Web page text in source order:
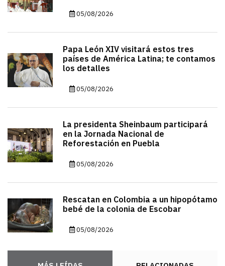
05/08/2026
Papa León XIV visitará estos tres
países de América Latina; te contamos
los detalles
05/08/2026
La presidenta Sheinbaum participará
en la Jornada Nacional de
Reforestación en Puebla
05/08/2026
Rescatan en Colombia a un hipopótamo
bebé de la colonia de Escobar
05/08/2026